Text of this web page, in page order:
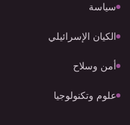
سياسة
الكيان الإسرائيلي
أمن وسلاح
علوم وتكنولوجيا